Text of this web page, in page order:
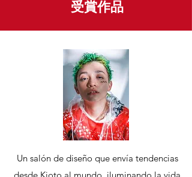
受賞作品
Un salón de diseño que envía tendencias